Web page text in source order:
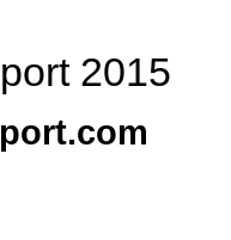
2015